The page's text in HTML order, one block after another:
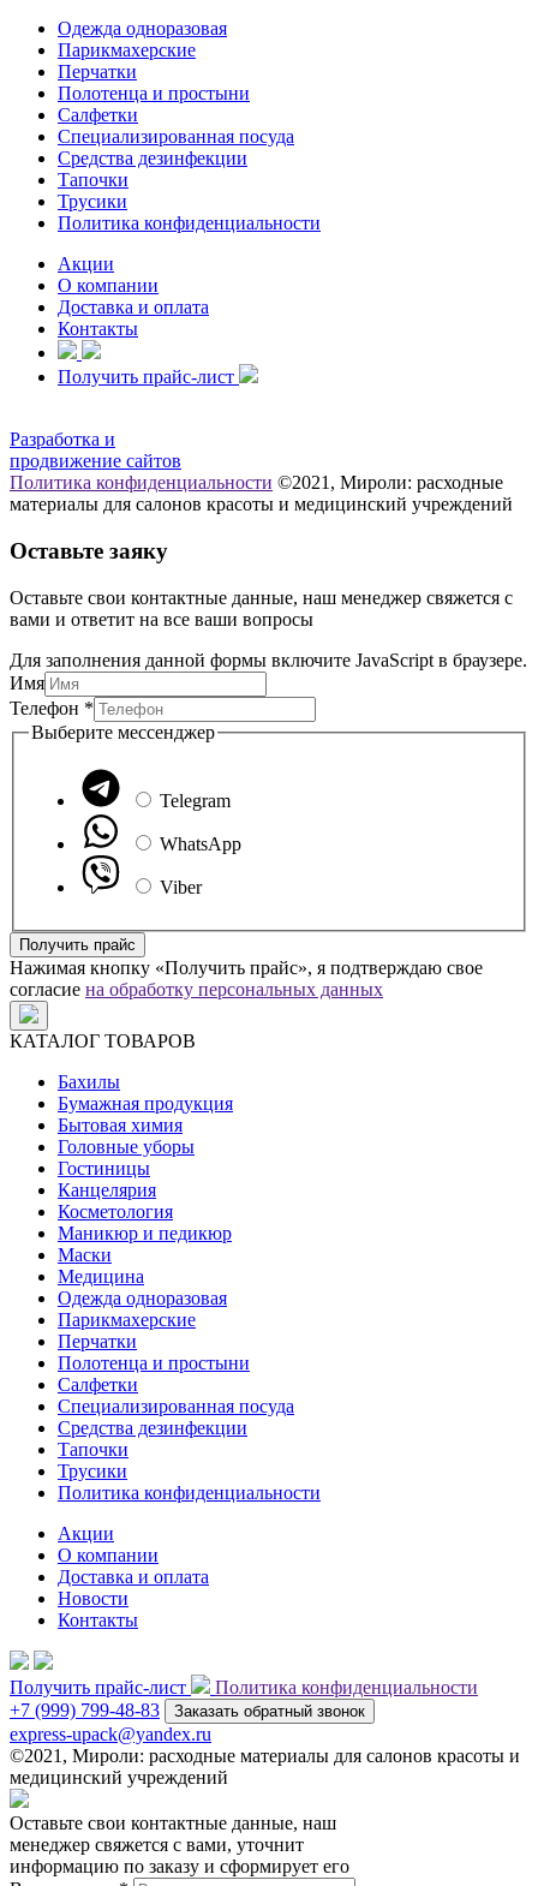
Одежда одноразовая
Парикмахерские
Перчатки
Полотенца и простыни
Салфетки
Специализированная посуда
Средства дезинфекции
Тапочки
Трусики
Политика конфиденциальности
Акции
О компании
Доставка и оплата
Контакты
Получить прайс-лист
Разработка и
продвижение сайтов
Политика конфиденциальности ©2021, Мироли: расходные
материалы для салонов красоты и медицинский учреждений
Оставьте заяку
Оставьте свои контактные данные, наш менеджер свяжется с
вами и ответит на все ваши вопросы
Для заполнения данной формы включите JavaScript в браузере.
Имя
Телефон
мессенджер
Телефон *
Выберите мессенджер
Telegram
WhatsApp
Viber
Получить прайс
Нажимая кнопку «Получить прайс», я подтверждаю свое
согласие на обработку персональных данных
КАТАЛОГ ТОВАРОВ
Бахилы
Бумажная продукция
Бытовая химия
Головные уборы
Гостиницы
Канцелярия
Косметология
Маникюр и педикюр
Маски
Медицина
Одежда одноразовая
Парикмахерские
Перчатки
Полотенца и простыни
Салфетки
Специализированная посуда
Средства дезинфекции
Тапочки
Трусики
Политика конфиденциальности
Акции
О компании
Доставка и оплата
Новости
Контакты
Получить прайс-лист
Политика конфиденциальности
+7 (999) 799-48-83
Заказать обратный звонок
express-upack@yandex.ru
©2021, Мироли: расходные материалы для салонов красоты и
медицинский учреждений
Оставьте свои контактные данные, наш
менеджер свяжется с вами, уточнит
информацию по заказу и сформирует его